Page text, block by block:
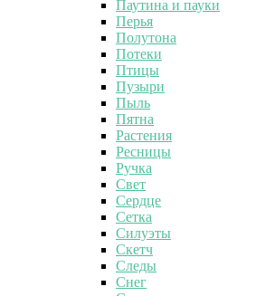
Паутина и пауки
Перья
Полутона
Потеки
Птицы
Пузыри
Пыль
Пятна
Растения
Ресницы
Ручка
Свет
Сердце
Сетка
Силуэты
Скетч
Следы
Снег